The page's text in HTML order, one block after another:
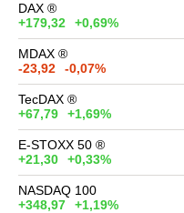
DAX ®
+179,32
+0,69%
MDAX ®
-23,92
-0,07%
TecDAX ®
+67,79
+1,69%
E-STOXX 50 ®
+21,30
+0,33%
NASDAQ 100
+348,97
+1,19%